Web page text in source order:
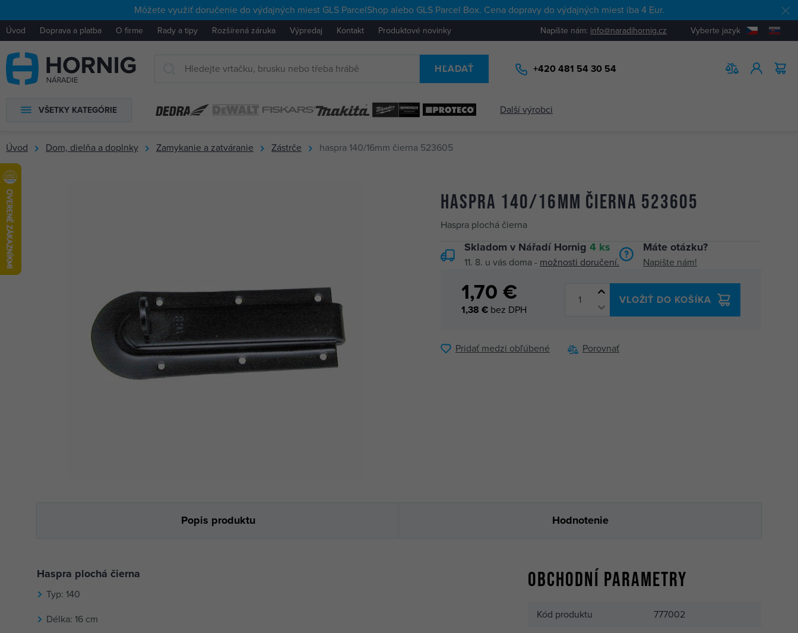
Môžete využiť doručenie do výdajných miest GLS ParcelShop alebo GLS Parcel Box. Cena dopravy do výdajných miest iba 4 Eur.
Úvod Doprava a platba O firme Rady a tipy Rozšírená záruka Výpredaj Kontakt Produktové novinky Napíšte nám: info@naradihornig.cz Vyberte jazyk
HĽADAŤ +420 481 54 30 54
VŠETKY KATEGÓRIE Další výrobci
Úvod Dom, dielňa a doplnky Zamykanie a zatváranie Zástrče haspra 140/16mm čierna 523605
haspra 140/16mm čierna 523605
Haspra plochá čierna
Skladom v Nářadí Hornig 4 ks
11. 8. u vás doma - možnosti doručení.
Máte otázku?
Napište nám!
1,70 €
1,38 € bez DPH
VLOŽIŤ DO KOŠÍKA
Pridať medzi obľúbené Porovnať
Popis produktu Hodnotenie
Haspra plochá čierna
Typ: 140
Délka: 16 cm
Obchodní parametry
Kód produktu 777002